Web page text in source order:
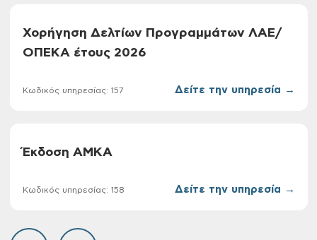
Χορήγηση Δελτίων Προγραμμάτων ΛΑΕ/
ΟΠΕΚΑ έτους 2026
Κωδικός υπηρεσίας: 157 Δείτε την υπηρεσία →
Έκδοση ΑΜΚΑ
Κωδικός υπηρεσίας: 158 Δείτε την υπηρεσία →